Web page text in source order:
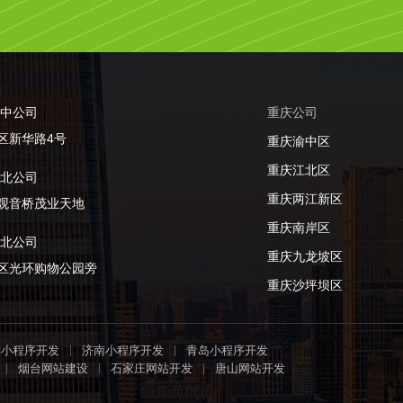
公司
新华路4号
公司
音桥茂业天地
公司
光环购物公园旁
重庆公司
重庆渝中区
重庆江北区
重庆两江新区
重庆南岸区
重庆九龙坡区
重庆沙坪坝区
程序开发 济南小程序开发
青岛小程序开发
烟台网站建设
石家庄网站开发 唐山网站开发